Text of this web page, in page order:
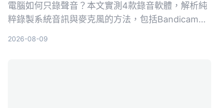
電腦如何只錄聲音？本文實測4款錄音軟體，解析純
粹錄製系統音訊與麥克風的方法，包括Bandicam、
2026-08-09